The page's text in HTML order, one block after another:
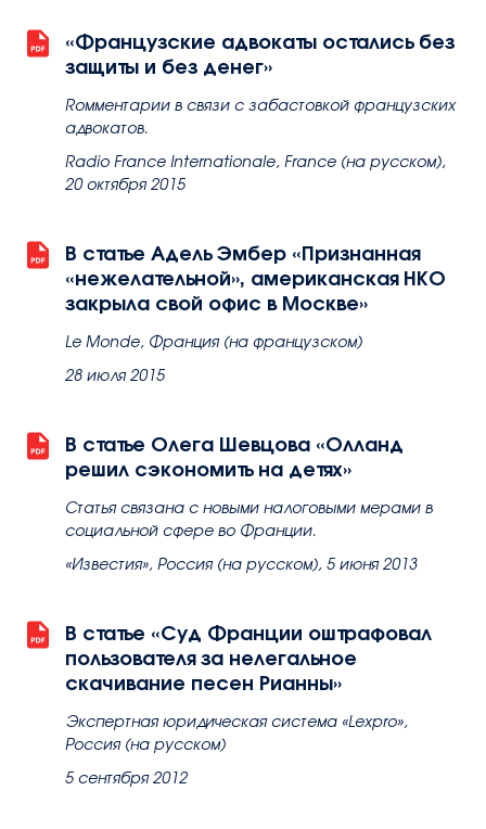
«Французские адвокаты остались без
защиты и без денег»
Rомментарии в связи с забастовкой французских
адвокатов.
Radio France Internationale, France (на русском),
20 октября 2015
В статье Адель Эмбер «Признанная
«нежелательной», американская НКО
закрыла свой офис в Москве»
Le Monde, Франция (на французском)
28 июля 2015
В статье Олега Шевцова «Олланд
решил сэкономить на детях»
Статья связана с новыми налоговыми мерами в
социальной сфере во Франции.
«Известия», Россия (на русском), 5 июня 2013
В статье «Суд Франции оштрафовал
пользователя за нелегальное
скачивание песен Рианны»
Экспертная юридическая система «Lexpro»,
Россия (на русском)
5 сентября 2012